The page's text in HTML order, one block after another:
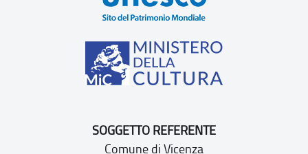
SOGGETTO REFERENTE
Comune di Vicenza